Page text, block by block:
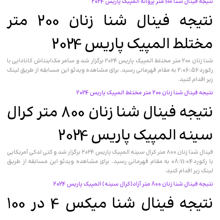
نتیجه فینال شنا زنان 200 متر
مختلط المپیک پاریس 2024
شنا زنان ۲۰۰ متر مختلط المپیک پاریس ۲۰۲۴ برگزار شد و سامر مک‌اینتاش کانادایی با
رکورد 2:06:56 به مقام قهرمانی رسید. برای مشاهده ویدئو این مسابقه از طریق لینک
زیر اقدام کنید.
نتیجه فینال شنا زنان 200 متر مختلط المپیک پاریس 2024
نتیجه فینال شنا زنان 800 متر کرال
سینه المپیک پاریس 2024
فینال شنا زنان ۸۰۰ متر کرال سینه المپیک پاریس ۲۰۲۴ برگزار شد و کتی لدکی آمریکایی
با رکورد 08:11:04 به مقام قهرمانی رسید. برای مشاهده ویدئو این مسابقه از طریق
لینک زیر اقدام کنید.
نتیجه فینال شنا زنان 800 متر آزاد(کرال سینه) المپیک پاریس 2024
نتیجه فینال شنا میکس 4 در 100